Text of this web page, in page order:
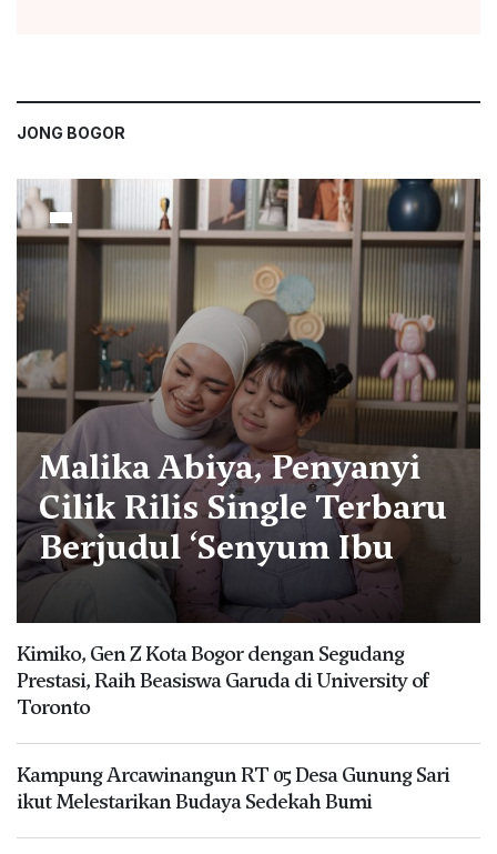
JONG BOGOR
Malika Abiya, Penyanyi
Cilik Rilis Single Terbaru
Berjudul ‘Senyum Ibu
Kimiko, Gen Z Kota Bogor dengan Segudang
Prestasi, Raih Beasiswa Garuda di University of
Toronto
Kampung Arcawinangun RT 05 Desa Gunung Sari
ikut Melestarikan Budaya Sedekah Bumi